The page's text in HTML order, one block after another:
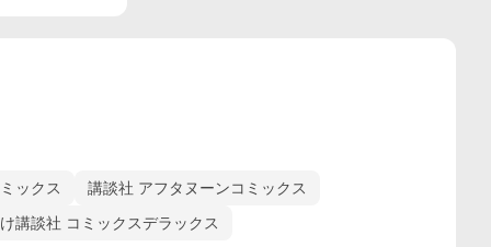
ックス
講談社 アフタヌーンコミックス
講談社 コミックスデラックス